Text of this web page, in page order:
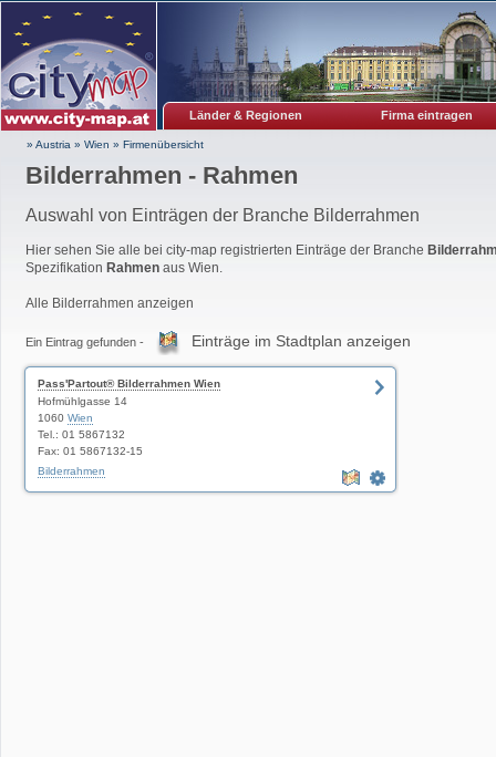
Länder & Regionen Firma eintragen
» Austria » Wien » Firmenübersicht
Bilderrahmen - Rahmen
Auswahl von Einträgen der Branche Bilderrahmen
Hier sehen Sie alle bei city-map registrierten Einträge der Branche
Spezifikation Rahmen aus Wien.
Alle Bilderrahmen anzeigen
Ein Eintrag gefunden - Einträge im Stadtplan anzeigen
Pass'Partout® Bilderrahmen Wien
Hofmühlgasse 14
1060 Wien
Tel.: 01 5867132
Fax: 01 5867132-15
Bilderrahmen